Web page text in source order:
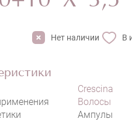
Нет наличии В
Crescina
Волосы
Ампулы